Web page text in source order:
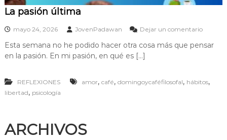
La pasión última
mayo 24, 2026 JovenPadawan Dejar un comentarioe
L
s
Esta semana no he podido hacer otra cosa más que pensar
en la pasión. En mi pasión, en qué es […]
REFLEXIONES amor, café, domingoycaféfilosofal, hábitos,
libertad, psicología
ARCHIVOS